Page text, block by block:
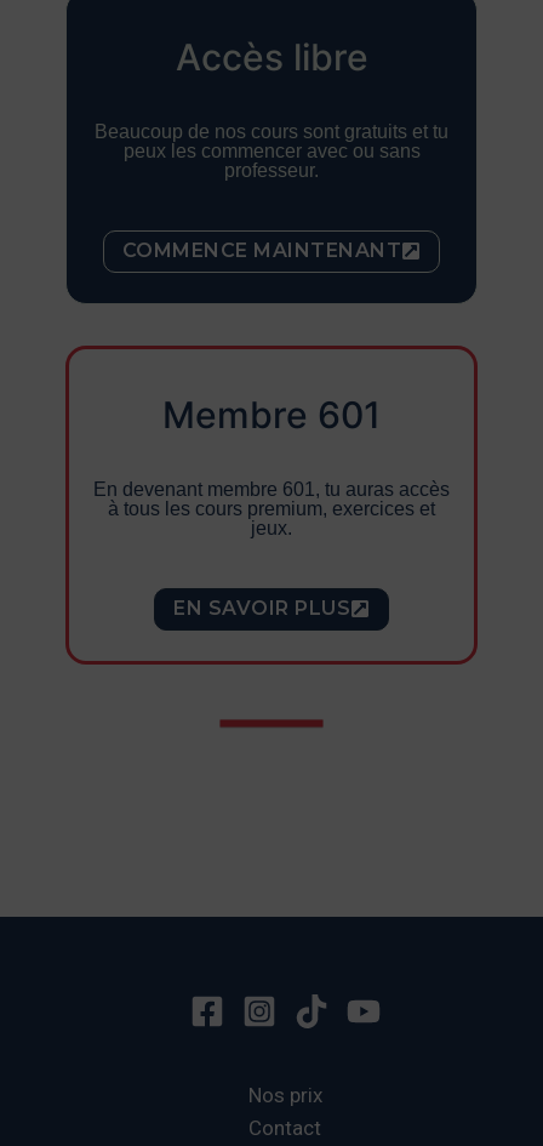
Accès libre
Beaucoup de nos cours sont gratuits et tu
peux les commencer avec ou sans
professeur.
COMMENCE MAINTENANT
Membre 601
En devenant membre 601, tu auras accès
à tous les cours premium, exercices et
jeux.
EN SAVOIR PLUS
Nos prix
Contact